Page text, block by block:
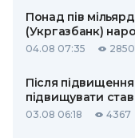
Понад пів
(Укргазбанк)
04.08 07:35
Після
підвищувати
03.08 06:18 4367